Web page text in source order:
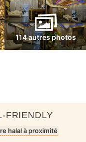
114 autres photos
FRIENDLY
halal à proximité